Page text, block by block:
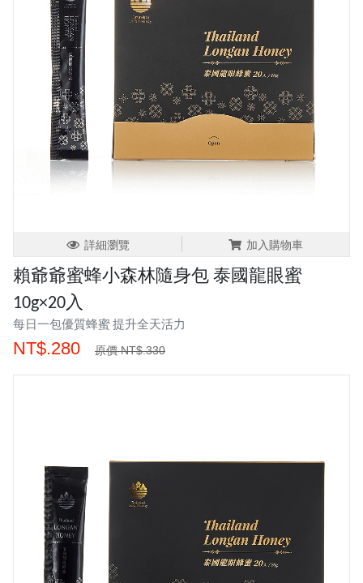
詳細瀏覽 加入購物車
賴爺爺蜜蜂小森林隨身包 泰國龍眼蜜
10g×20入
每日一包優質蜂蜜 提升全天活力
NT$.280 原價 NT$.330